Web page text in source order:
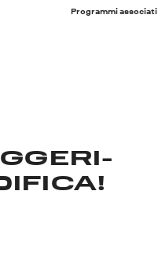
Programmi associati